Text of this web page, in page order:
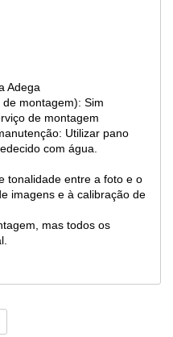
Adega
montagem): Sim
de montagem
Utilizar pano
com água.
tonalidade entre a foto e o
imagens e à calibração de
mas todos os